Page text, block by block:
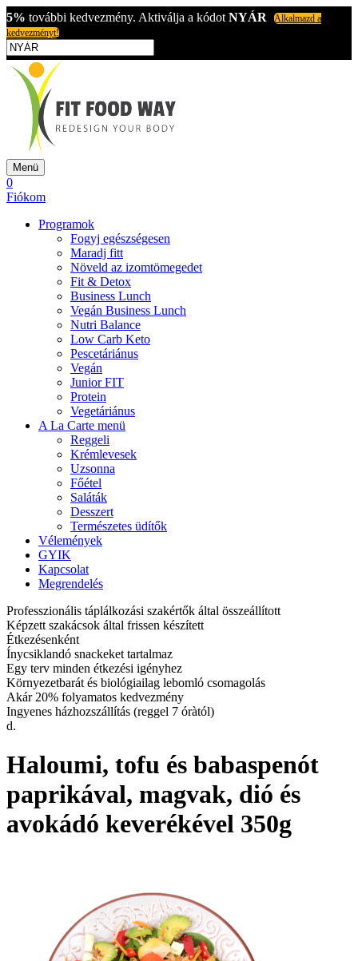
5% további kedvezmény. Aktiválja a kódot NYÁR
Alkalmazd a
kedvezményt!
Menü
0
Fiókom
Programok
Fogyj egészségesen
Maradj fitt
Növeld az izomtömegedet
Fit & Detox
Business Lunch
Vegán Business Lunch
Nutri Balance
Low Carb Keto
Pescetáriánus
Vegán
Junior FIT
Protein
Vegetáriánus
A La Carte menü
Reggeli
Krémlevesek
Uzsonna
Főétel
Saláták
Desszert
Természetes üdítők
Vélemények
GYIK
Kapcsolat
Megrendelés
Professzionális táplálkozási szakértők által összeállított
Képzett szakácsok által frissen készített
Étkezésenként
Ínycsiklandó snackeket tartalmaz
Egy terv minden étkezési igényhez
Környezetbarát és biológiailag lebomló csomagolás
Akár 20% folyamatos kedvezmény
Ingyenes házhozszállítás (reggel 7 óràtól)
d.
Haloumi, tofu és babaspenót
paprikával, magvak, dió és
avokádó keverékével 350g